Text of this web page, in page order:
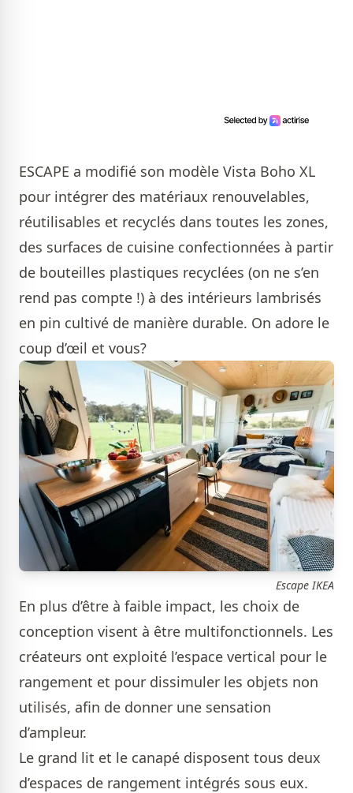
ESCAPE a modifié son modèle Vista Boho XL
pour intégrer des matériaux renouvelables,
réutilisables et recyclés dans toutes les zones,
des surfaces de cuisine confectionnées à partir
de bouteilles plastiques recyclées (on ne s’en
rend pas compte !) à des intérieurs lambrisés
en pin cultivé de manière durable. On adore le
coup d’œil et vous?
Escape IKEA
En plus d’être à faible impact, les choix de
conception visent à être multifonctionnels. Les
créateurs ont exploité l’espace vertical pour le
rangement et pour dissimuler les objets non
utilisés, afin de donner une sensation
d’ampleur.
Le grand lit et le canapé disposent tous deux
d’espaces de rangement intégrés sous eux.